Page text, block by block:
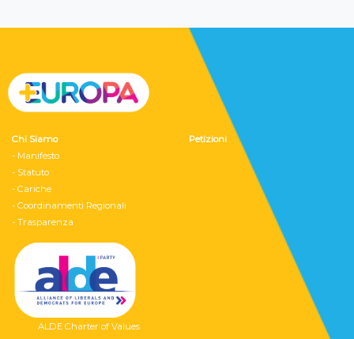
Chi Siamo
- Manifesto
- Statuto
- Cariche
- Coordinamenti Regionali
- Trasparenza
ALDE Charter of Values
Petizioni